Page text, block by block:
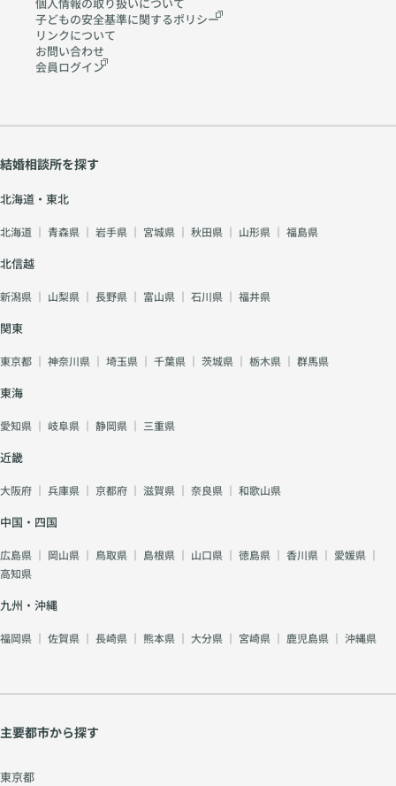
子どもの安全基準に関するポリシー
リンクについて
お問い合わせ
会員ログイン
結婚相談所を探す
北海道・東北
北海道 ｜ 青森県 ｜ 岩手県 ｜ 宮城県 ｜ 秋田県 ｜ 山形県 ｜ 福島県
北信越
新潟県 ｜ 山梨県 ｜ 長野県 ｜ 富山県 ｜ 石川県 ｜ 福井県
関東
東京都 ｜ 神奈川県 ｜ 埼玉県 ｜ 千葉県 ｜ 茨城県 ｜ 栃木県 ｜ 群馬県
東海
愛知県 ｜ 岐阜県 ｜ 静岡県 ｜ 三重県
近畿
大阪府 ｜ 兵庫県 ｜ 京都府 ｜ 滋賀県 ｜ 奈良県 ｜ 和歌山県
中国・四国
広島県 ｜ 岡山県 ｜ 鳥取県 ｜ 島根県 ｜ 山口県 ｜ 徳島県 ｜ 香川県 ｜ 愛媛県 ｜
高知県
九州・沖縄
福岡県 ｜ 佐賀県 ｜ 長崎県 ｜ 熊本県 ｜ 大分県 ｜ 宮崎県 ｜ 鹿児島県 ｜ 沖縄県
主要都市から探す
東京都